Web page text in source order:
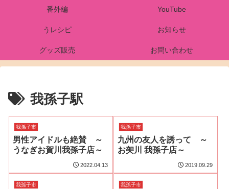
番外編 YouTube
うレシピ お知らせ
グッズ販売 お問い合わせ
我孫子駅
我孫子市
男性アイドルも絶賛 ～
うなぎお賀川我孫子店～
2022.04.13
我孫子市
九州の友人を誘って ～
お㚙川 我孫子店～
2019.09.29
我孫子市 我孫子市